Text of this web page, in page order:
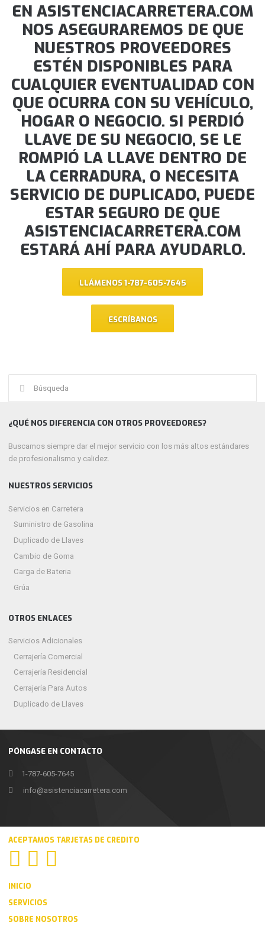
EN ASISTENCIACARRETERA.COM
NOS ASEGURAREMOS DE QUE
NUESTROS PROVEEDORES
ESTÉN DISPONIBLES PARA
CUALQUIER EVENTUALIDAD CON
QUE OCURRA CON SU VEHÍCULO,
HOGAR O NEGOCIO. SI PERDIÓ
LLAVE DE SU NEGOCIO, SE LE
ROMPIÓ LA LLAVE DENTRO DE
LA CERRADURA, O NECESITA
SERVICIO DE DUPLICADO, PUEDE
ESTAR SEGURO DE QUE
ASISTENCIACARRETERA.COM
ESTARÁ AHÍ PARA AYUDARLO.
LLÁMENOS 1-787-605-7645
ESCRÍBANOS
PÓNGASE EN CONTACTO
1-787-605-7645
info@asistenciacarretera.com
¿QUÉ NOS DIFERENCIA CON OTROS PROVEEDORES?
Buscamos siempre dar el mejor servicio con los más altos estándares
de profesionalismo y calidez.
NUESTROS SERVICIOS
Servicios en Carretera
Suministro de Gasolina
Duplicado de Llaves
Cambio de Goma
Carga de Bateria
Grúa
OTROS ENLACES
Servicios Adicionales
Cerrajería Comercial
Cerrajería Residencial
Cerrajería Para Autos
Duplicado de Llaves
ACEPTAMOS TARJETAS DE CREDITO
INICIO
SERVICIOS
SOBRE NOSOTROS